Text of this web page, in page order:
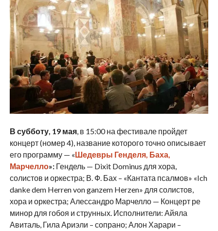
В субботу, 19 мая, в 15:00 на фестивале пройдет
концерт (номер 4), название которого точно описывает
его программу — «Шедевры Генделя, Баха,
Марчелло»: Гендель — Dixit Dominus для хора,
солистов и оркестра; В. Ф. Бах – «Кантата псалмов» «Ich
danke dem Herren von ganzem Herzen» для солистов,
хора и оркестра; Алессандро Марчелло — Концерт ре
минор для гобоя и струнных. Исполнители: Айяла
Авиталь, Гила Ариэли – сопрано; Алон Харари –